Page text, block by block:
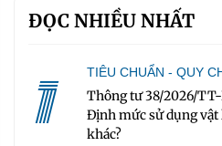
ĐỌC NHIỀU NHẤT
1 TIÊU CHUẨN - QUY
Thông tư 38/2026/TT-
Định mức sử dụng vật
khác?